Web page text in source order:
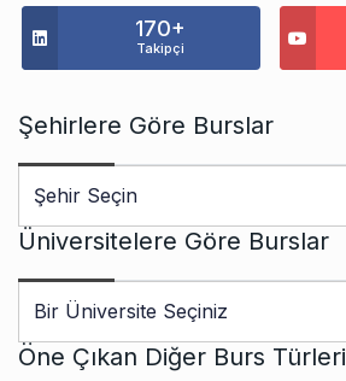
170+
Takipçi
Şehirlere Göre Burslar
Üniversitelere Göre Burslar
Öne Çıkan Diğer Burs Türleri